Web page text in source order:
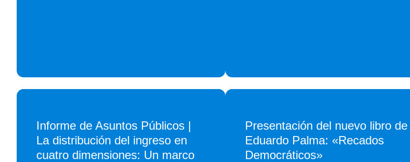
Informe de Asuntos Públicos |
La distribución del ingreso en
cuatro dimensiones: Un marco
Presentación del nuevo libro de
Eduardo Palma: «Recados
Democráticos»